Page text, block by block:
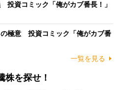
投資コミック「俺がカブ番長！」
極意 投資コミック「俺がカブ番
一覧を見る
株を探せ！